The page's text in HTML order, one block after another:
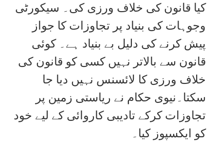
کیا قانون کی خلاف ورزی کی۔ سیکورٹی
وجوہات کی بنیاد پر تجاوزات کا جواز
پیش کرنے کی دلیل بے بنیاد ہے۔ کوئی
قانون سے بالاتر نہیں کسی کو قانون کی
خلاف ورزی کا لائسنس نہیں دیا جا
سکتا۔نیوی حکام نے ریاستی زمین پر
تجاوزات کرکے تادیبی کاروائی کے لیے خود
کو ایکسپوز کیا۔